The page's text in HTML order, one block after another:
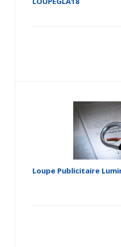
Loupe Publicitaire